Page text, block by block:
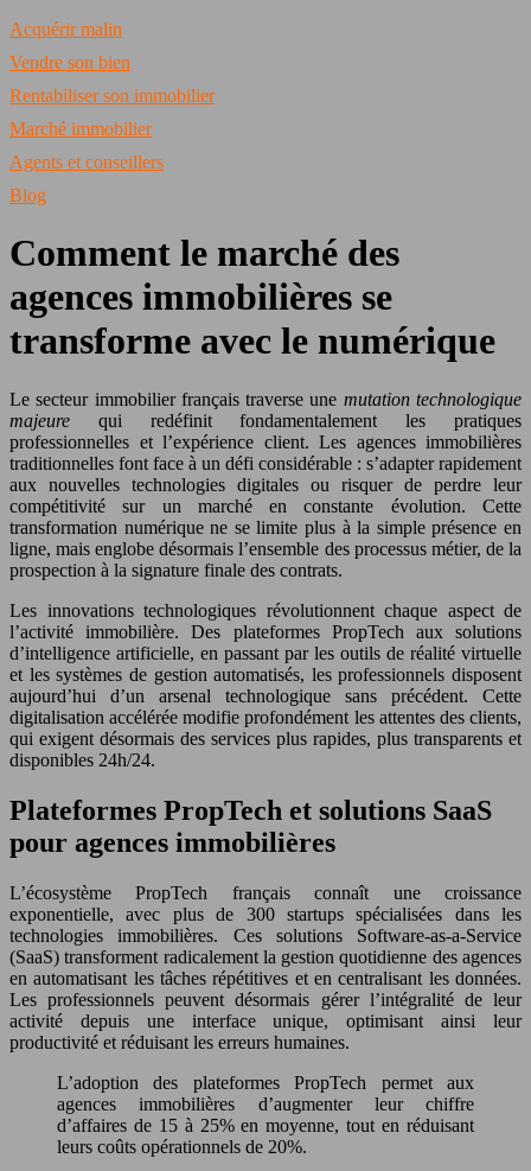
Acquérir malin
Vendre son bien
Rentabiliser son immobilier
Marché immobilier
Agents et conseillers
Blog
Comment le marché des
agences immobilières se
transforme avec le numérique
Le secteur immobilier français traverse une mutation technologique
majeure qui redéfinit fondamentalement les pratiques
professionnelles et l’expérience client. Les agences immobilières
traditionnelles font face à un défi considérable : s’adapter rapidement
aux nouvelles technologies digitales ou risquer de perdre leur
compétitivité sur un marché en constante évolution. Cette
transformation numérique ne se limite plus à la simple présence en
ligne, mais englobe désormais l’ensemble des processus métier, de la
prospection à la signature finale des contrats.
Les innovations technologiques révolutionnent chaque aspect de
l’activité immobilière. Des plateformes PropTech aux solutions
d’intelligence artificielle, en passant par les outils de réalité virtuelle
et les systèmes de gestion automatisés, les professionnels disposent
aujourd’hui d’un arsenal technologique sans précédent. Cette
digitalisation accélérée modifie profondément les attentes des clients,
qui exigent désormais des services plus rapides, plus transparents et
disponibles 24h/24.
Plateformes PropTech et solutions SaaS
pour agences immobilières
L’écosystème PropTech français connaît une croissance
exponentielle, avec plus de 300 startups spécialisées dans les
technologies immobilières. Ces solutions Software-as-a-Service
(SaaS) transforment radicalement la gestion quotidienne des agences
en automatisant les tâches répétitives et en centralisant les données.
Les professionnels peuvent désormais gérer l’intégralité de leur
activité depuis une interface unique, optimisant ainsi leur
productivité et réduisant les erreurs humaines.
L’adoption des plateformes PropTech permet aux
agences immobilières d’augmenter leur chiffre
d’affaires de 15 à 25% en moyenne, tout en réduisant
leurs coûts opérationnels de 20%.